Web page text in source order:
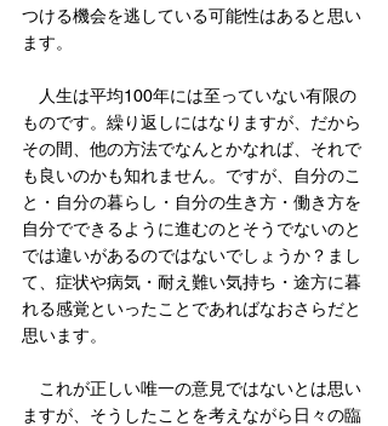
つける機会を逃している可能性はあると思い
ます。
人生は平均100年には至っていない有限の
ものです。繰り返しにはなりますが、だから
その間、他の方法でなんとかなれば、それで
も良いのかも知れません。ですが、自分のこ
と・自分の暮らし・自分の生き方・働き方を
自分でできるように進むのとそうでないのと
では違いがあるのではないでしょうか？まし
て、症状や病気・耐え難い気持ち・途方に暮
れる感覚といったことであればなおさらだと
思います。
これが正しい唯一の意見ではないとは思い
ますが、そうしたことを考えながら日々の臨